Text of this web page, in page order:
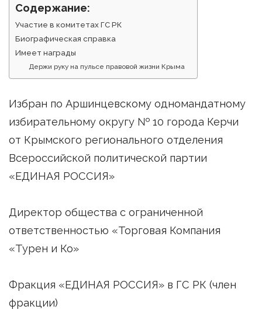
Содержание:
Участие в комитетах ГС РК
Биографическая справка
Имеет награды
Держи руку на пульсе правовой жизни Крыма
Избран по Аршинцевскому одномандатному
избирательному округу № 10 города Керчи
от Крымского регионального отделения
Всероссийской политической партии
«ЕДИНАЯ РОССИЯ»
Директор общества с ограниченной
ответственностью «Торговая Компания
«Турен и Ко»
Фракция «ЕДИНАЯ РОССИЯ» в ГС РК (член
фракции)